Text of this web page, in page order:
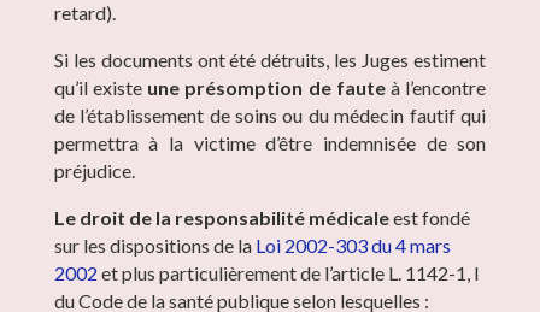
retard).
Si les documents ont été détruits, les Juges estiment
qu’il existe une présomption de fauteà l’encontre
de l’établissement de soins ou du médecin fautif qui
permettra à la victime d’être indemnisée de son
préjudice.
Le droit de la responsabilité médicaleest fondé
sur les dispositions de la Loi 2002-303 du 4 mars
2002 et plus particulièrement de l’article L. 1142-1, I
du Code de la santé publique selon lesquelles :